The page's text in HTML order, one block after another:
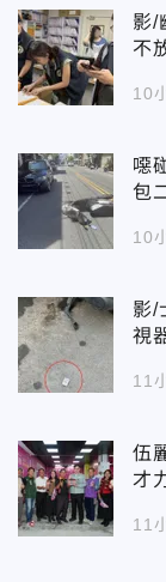
影/
不
10
噁
包
10
影/
視
11
伍
才
11